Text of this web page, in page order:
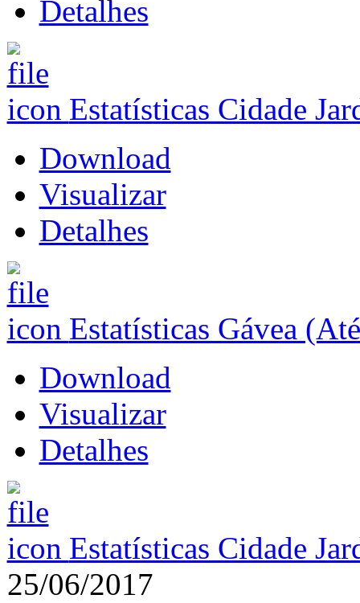
Detalhes
Estatísticas Cidade
Download
Visualizar
Detalhes
Estatísticas Gávea
Download
Visualizar
Detalhes
Estatísticas Cidade
25/06/2017